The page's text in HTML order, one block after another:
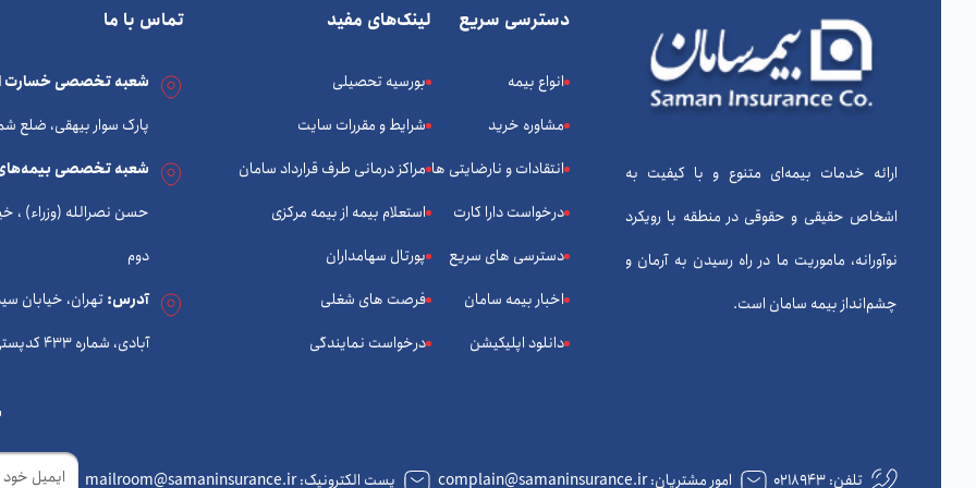
ارائه خدمات بیمه‌ای متنوع و با کیفیت به
اشخاص حقیقی و حقوقی در منطقه با رویکرد
نوآورانه، ماموریت ما در راه رسیدن به آرمان و
چشم‌انداز بیمه سامان است.
دسترسی سریع
انواع بیمه
مشاوره خرید
انتقادات و نارضایتی ها
درخواست دارا کارت
دسترسی های سریع
اخبار بیمه سامان
دانلود اپلیکیشن
لینک‌های مفید
بورسیه تحصیلی
شرایط و مقررات سایت
مراکز درمانی طرف قرارداد سامان
استعلام بیمه از بیمه مرکزی
پورتال سهامداران
فرصت های شغلی
درخواست نمایندگی
تماس با ما
شعبه تخصصی خسارت
پارک سوار بیهقی، ضلع
شعبه تخصصی
دوم
آدرس:تهران، خیابان
آبادی، شماره 433 کدپستی: 1434933574
تلفن:۰۲۱۸۹۴۳ امور مشتریان: complain@samaninsurance.ir پست الکترونیک: mailroom@samaninsurance.ir ایمیل